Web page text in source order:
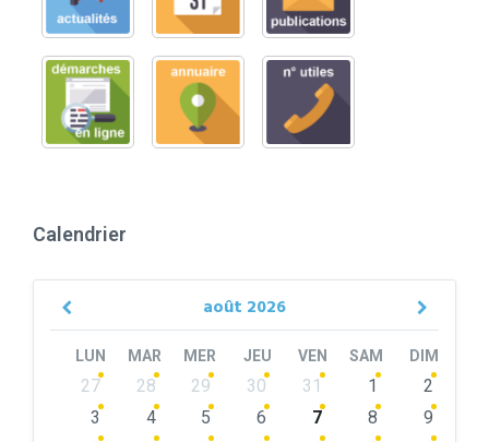
Calendrier
août 2026
Previous
LUN MAR MER JEU VEN SAM DIM
Skip
calendar
27 28 29 30 31 1
2
3
4 5 6 7 8
9